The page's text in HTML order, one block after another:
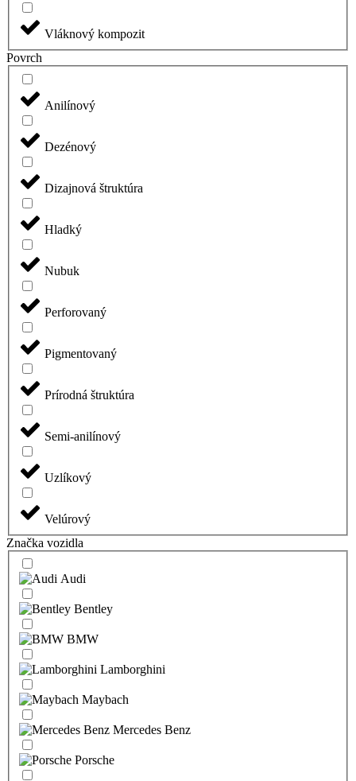
Vláknový kompozit
Povrch
Anilínový
Dezénový
Dizajnová štruktúra
Hladký
Nubuk
Perforovaný
Pigmentovaný
Prírodná štruktúra
Semi-anilínový
Uzlíkový
Velúrový
Značka vozidla
Audi
Bentley
BMW
Lamborghini
Maybach
Mercedes Benz
Porsche